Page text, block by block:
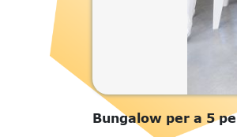
Bungalow per a 5